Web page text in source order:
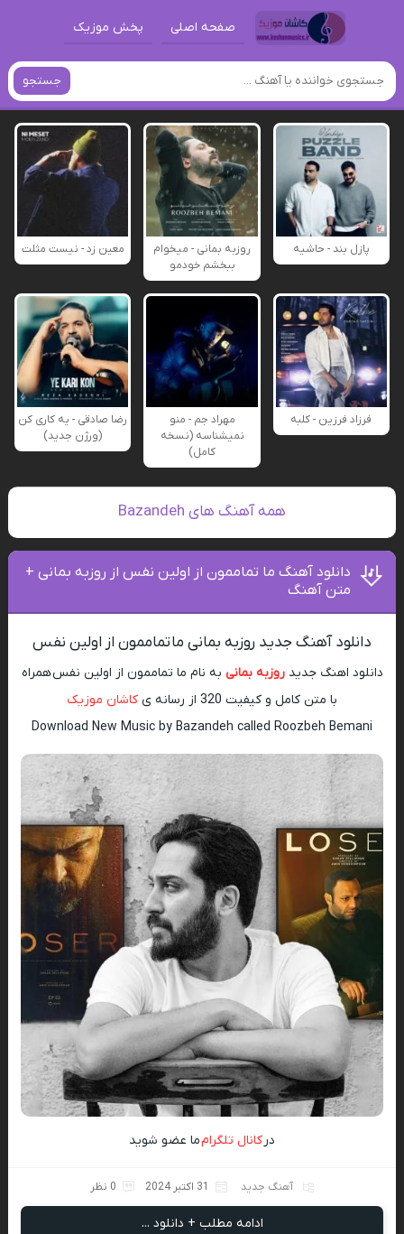
صفحه اصلی پخش موزیک
جستجو
پازل بند - حاشیه
روزبه بمانی - میخوام
ببخشم خودمو
معین زد - نیست مثلت
فرزاد فرزین - کلبه
مهراد جم - منو
نمیشناسه (نسخه
کامل)
رضا صادقی - یه کاری کن
(ورژن جدید)
همه آهنگ های Bazandeh
دانلود آهنگ ما تماممون از اولین نفس از روزبه بمانی +
متن آهنگ
دانلود آهنگ جدید روزبه بمانی ما تماممون از اولین نفس
دانلود اهنگ جدیدروزبه بمانی به نام ما تماممون از اولین نفس همراه
با متن کامل و کیفیت 320 از رسانه ی
کاشان موزیک
Download New Music by Bazandeh called Roozbeh Bemani
درکانال تلگرامما عضو شوید
آهنگ جدید 31 اکتبر 2024 0 نظر
ادامه مطلب + دانلود ...